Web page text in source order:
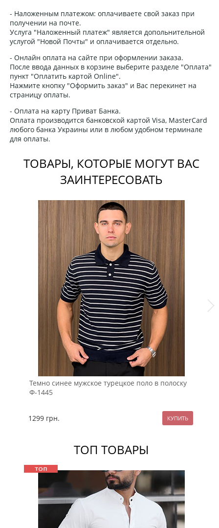
- Наложенным платежом: оплачиваете свой заказ при
получении на почте.
Услуга "Наложенный платеж" является допольнительной
услугой "Новой Почты" и оплачивается отдельно.
- Онлайн оплата на сайте при оформлении заказа.
После ввода данных в корзине выберите разделе "Оплата"
пункт "Оплатить картой Online".
Нажмите кнопку "Оформить заказ" и Вас перекинет на
страницу оплаты.
- Оплата на карту Приват Банка.
Оплата производится банковской картой Visa, MasterCard
любого банка Украины или в любом удобном терминале
для оплаты.
ТОВАРЫ, КОТОРЫЕ МОГУТ ВАС
ЗАИНТЕРЕСОВАТЬ
Темно синее мужское турецкое поло в полоску
Ф-1445
1299 грн.
ТОП ТОВАРЫ